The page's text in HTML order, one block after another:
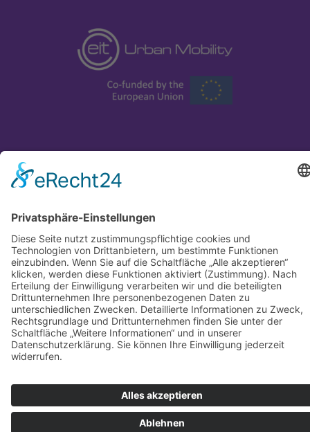
Mit ♥ hergestellt in Mainz
© LADE GMBH |Datenschutzerklärung|AGB
Impressum